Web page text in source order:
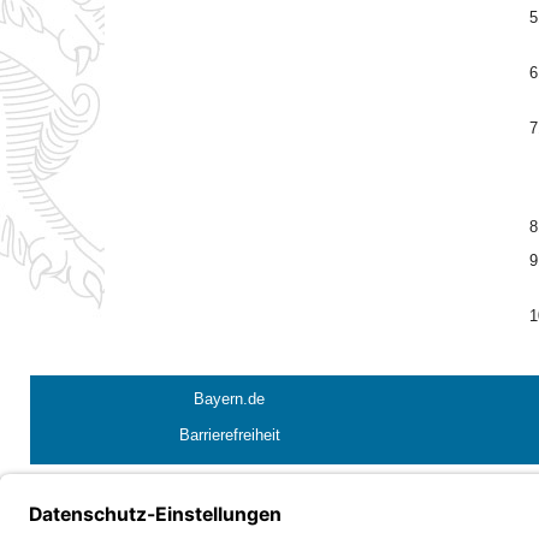
Bayern.de
Barrierefreiheit